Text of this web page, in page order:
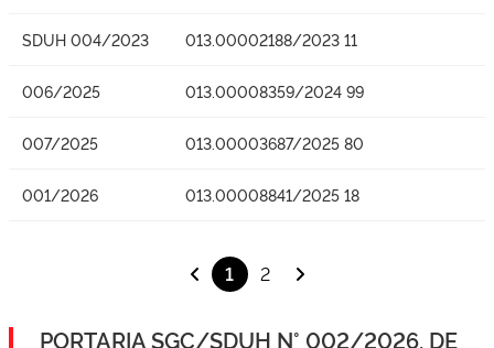
SDUH 004/2023 013.00002188/2023 11
006/2025 013.00008359/2024 99
007/2025 013.00003687/2025 80
001/2026 013.00008841/2025 18
1 2
PORTARIA SGC/SDUH N° 002/2026, DE